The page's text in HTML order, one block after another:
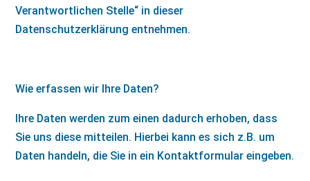
Verantwortlichen Stelle“ in dieser
Datenschutzerklärung entnehmen.
Wie erfassen wir Ihre Daten?
Ihre Daten werden zum einen dadurch erhoben, dass
Sie uns diese mitteilen. Hierbei kann es sich z.B. um
Daten handeln, die Sie in ein Kontaktformular eingeben.